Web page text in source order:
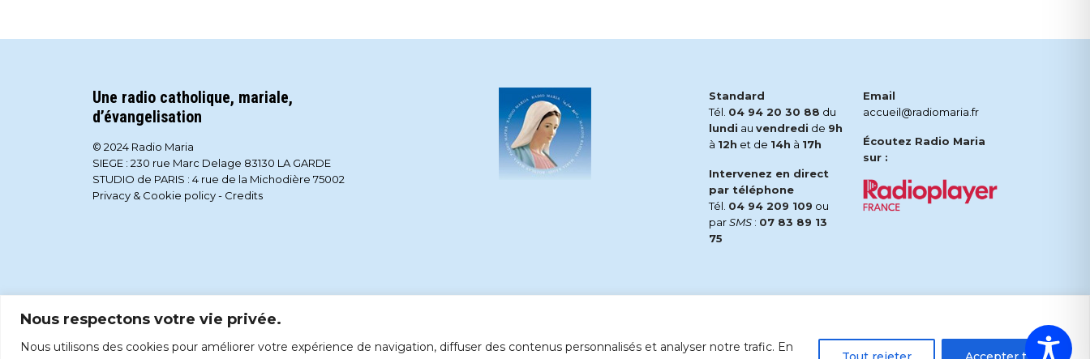
Nous respectons votre vie privée.
Nous utilisons des cookies pour améliorer votre expérience de navigation, diffuser des contenus personnalisés et analyser notre trafic. En
Une radio catholique, mariale,
d’évangelisation
© 2024 Radio Maria
SIEGE : 230 rue Marc Delage 83130 LA GARDE
STUDIO de PARIS : 4 rue de la Michodière 75002
Privacy & Cookie policy- Credits
Standard
Tél. 04 94 20 30 88 du
lundi au vendredi de 9h
à 12h et de 14h à 17h
Intervenez en direct
par téléphone
Tél. 04 94 209 109 ou
parSMS : 07 83 89 13
75
Email
accueil@radiomaria.fr
Écoutez Radio Maria
sur :